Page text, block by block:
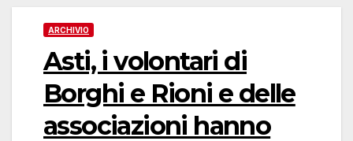
ARCHIVIO
Asti, i volontari di
Borghi e Rioni e delle
associazioni hanno